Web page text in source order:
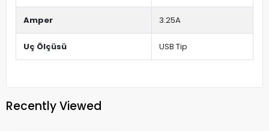
Amper 3.25A
Uç Ölçüsü USB Tip
Recently Viewed